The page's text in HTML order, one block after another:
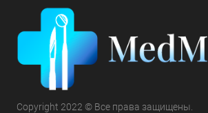
Copyright 2022 © Все права защищены.